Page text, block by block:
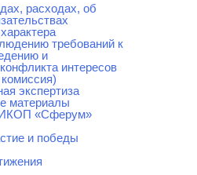
расходах, об
требований к
и
интересов
экспертиза
материалы
«Сферум»
и победы